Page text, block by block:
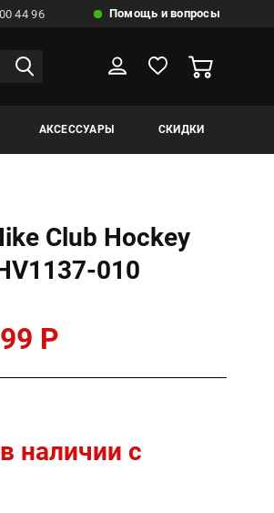
44 96 Помощь и вопросы
АКСЕССУАРЫ СКИДКИ
Club Hockey
010
Р
наличии c